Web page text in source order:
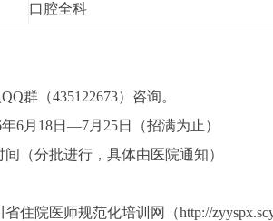
口腔全科
群（435122673）咨询。
6月18日—7月25日（招满为止）
间（分批进行，具体由医院通知）
住院医师规范化培训网（http://